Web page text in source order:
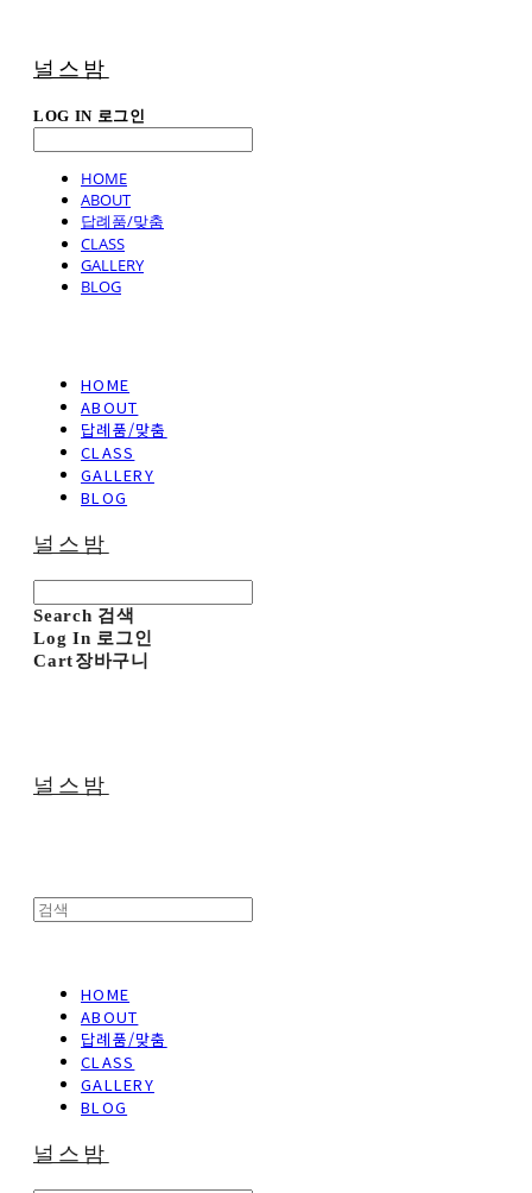
널스밤
LOG IN 로그인
HOME
ABOUT
답례품/맞춤
CLASS
GALLERY
BLOG
HOME
ABOUT
답례품/맞춤
CLASS
GALLERY
BLOG
널스밤
Search 검색
Log In 로그인
Cart장바구니
널스밤
HOME
ABOUT
답례품/맞춤
CLASS
GALLERY
BLOG
널스밤